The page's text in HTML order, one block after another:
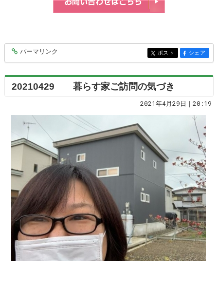
entry6260
パーマリンク entry6260
ポスト entry6260
シェア
20210429 暮らす家ご訪問の気づき
2021年4月29日｜20:19